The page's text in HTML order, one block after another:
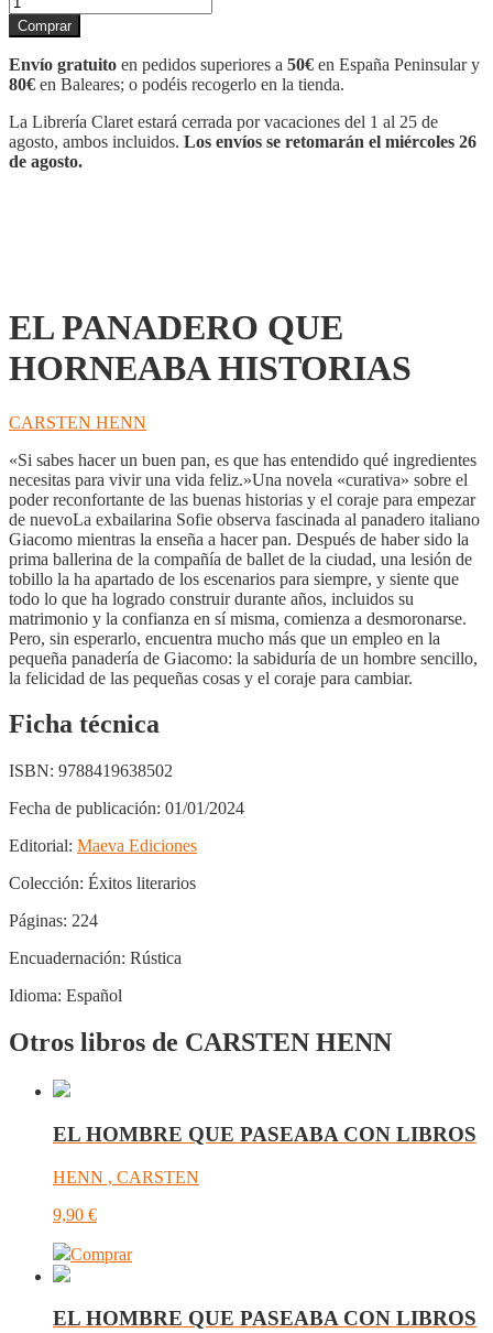
PANADERO
QUE
HORNEABA
HISTORIAS
Comprar
Envío gratuito en pedidos superiores a 50€ en España Peninsular y
80€ en Baleares; o podéis recogerlo en la tienda.
La Librería Claret estará cerrada por vacaciones del 1 al 25 de
agosto, ambos incluidos. Los envíos se retomarán el miércoles 26
de agosto.
EL PANADERO QUE
HORNEABA HISTORIAS
CARSTEN HENN
«Si sabes hacer un buen pan, es que has entendido qué ingredientes
necesitas para vivir una vida feliz.»Una novela «curativa» sobre el
poder reconfortante de las buenas historias y el coraje para empezar
de nuevoLa exbailarina Sofie observa fascinada al panadero italiano
Giacomo mientras la enseña a hacer pan. Después de haber sido la
prima ballerina de la compañía de ballet de la ciudad, una lesión de
tobillo la ha apartado de los escenarios para siempre, y siente que
todo lo que ha logrado construir durante años, incluidos su
matrimonio y la confianza en sí misma, comienza a desmoronarse.
Pero, sin esperarlo, encuentra mucho más que un empleo en la
pequeña panadería de Giacomo: la sabiduría de un hombre sencillo,
la felicidad de las pequeñas cosas y el coraje para cambiar.
Ficha técnica
ISBN: 9788419638502
Fecha de publicación: 01/01/2024
Editorial: Maeva Ediciones
Colección: Éxitos literarios
Páginas: 224
Encuadernación: Rústica
Idioma: Español
Otros libros de CARSTEN HENN
EL HOMBRE QUE PASEABA CON LIBROS
HENN , CARSTEN
9,90 €
Comprar
EL HOMBRE QUE PASEABA CON LIBROS